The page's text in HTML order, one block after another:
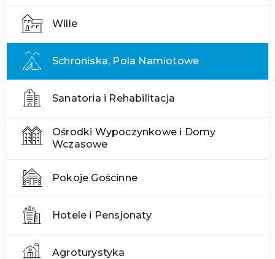
Wille
Schroniska, Pola Namiotowe
Sanatoria i Rehabilitacja
Ośrodki Wypoczynkowe i Domy
Wczasowe
Pokoje Gościnne
Hotele i Pensjonaty
Agroturystyka